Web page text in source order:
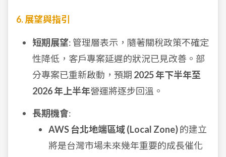
6. 展望與指引
短期展望: 管理層表示，隨著關稅政策不確定
性降低，客戶專案延遲的狀況已見改善。部
分專案已重新啟動，預期 2025 年下半年至
2026 年上半年營運將逐步回溫。
長期機會:
AWS 台北地端區域 (Local Zone)的建立
將是台灣市場未來幾年重要的成長催化